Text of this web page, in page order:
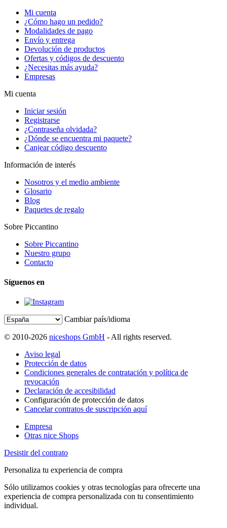
Mi cuenta
¿Cómo hago un pedido?
Modalidades de pago
Envío y entrega
Devolución de productos
Ofertas y códigos de descuento
¿Necesitas más ayuda?
Empresas
Mi cuenta
Iniciar sesión
Registrarse
¿Contraseña olvidada?
¿Dónde se encuentra mi paquete?
Canjear código descuento
Información de interés
Nosotros y el medio ambiente
Glosario
Blog
Paquetes de regalo
Sobre Piccantino
Sobre Piccantino
Nuestro grupo
Contacto
Síguenos en
Cambiar país/idioma
© 2010-2026 niceshops GmbH - All rights reserved.
Aviso legal
Protección de datos
Condiciones generales de contratación y política de
revocación
Declaración de accesibilidad
Configuración de protección de datos
Cancelar contratos de suscripción aquí
Empresa
Otras nice Shops
Desistir del contrato
Personaliza tu experiencia de compra
Sólo utilizamos cookies y otras tecnologías para ofrecerte una
experiencia de compra personalizada con tu consentimiento
individual.